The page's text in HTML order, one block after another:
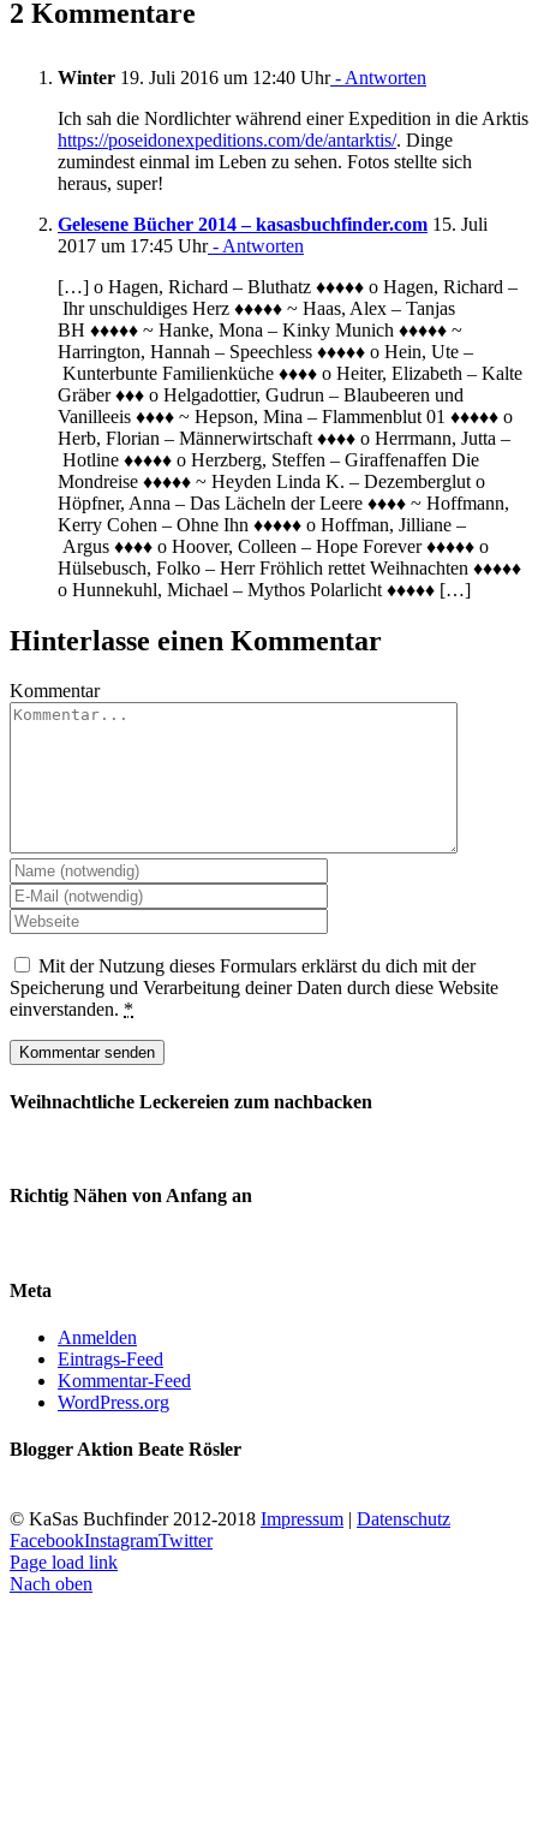
2 Kommentare
Winter 19. Juli 2016 um 12:40 Uhr- Antworten
Ich sah die Nordlichter während einer Expedition in die Arktis
https://poseidonexpeditions.com/de/antarktis/. Dinge
zumindest einmal im Leben zu sehen. Fotos stellte sich
heraus, super!
Gelesene Bücher 2014 – kasasbuchfinder.com 15. Juli
2017 um 17:45 Uhr- Antworten
[…] o Hagen, Richard – Bluthatz ♦♦♦♦♦ o Hagen, Richard –
Ihr unschuldiges Herz ♦♦♦♦♦ ~ Haas, Alex – Tanjas
BH ♦♦♦♦♦ ~ Hanke, Mona – Kinky Munich ♦♦♦♦♦ ~
Harrington, Hannah – Speechless ♦♦♦♦♦ o Hein, Ute –
Kunterbunte Familienküche ♦♦♦♦ o Heiter, Elizabeth – Kalte
Gräber ♦♦♦ o Helgadottier, Gudrun – Blaubeeren und
Vanilleeis ♦♦♦♦ ~ Hepson, Mina – Flammenblut 01 ♦♦♦♦♦ o
Herb, Florian – Männerwirtschaft ♦♦♦♦ o Herrmann, Jutta –
Hotline ♦♦♦♦♦ o Herzberg, Steffen – Giraffenaffen Die
Mondreise ♦♦♦♦♦ ~ Heyden Linda K. – Dezemberglut o
Höpfner, Anna – Das Lächeln der Leere ♦♦♦♦ ~ Hoffmann,
Kerry Cohen – Ohne Ihn ♦♦♦♦♦ o Hoffman, Jilliane –
Argus ♦♦♦♦ o Hoover, Colleen – Hope Forever ♦♦♦♦♦ o
Hülsebusch, Folko – Herr Fröhlich rettet Weihnachten ♦♦♦♦♦
o Hunnekuhl, Michael – Mythos Polarlicht ♦♦♦♦♦ […]
Hinterlasse einen Kommentar
Kommentar
Mit der Nutzung dieses Formulars erklärst du dich mit der
Speicherung und Verarbeitung deiner Daten durch diese Website
einverstanden. *
Weihnachtliche Leckereien zum nachbacken
Richtig Nähen von Anfang an
Meta
Anmelden
Eintrags-Feed
Kommentar-Feed
WordPress.org
Blogger Aktion Beate Rösler
© KaSas Buchfinder 2012-2018 Impressum | Datenschutz
FacebookInstagramTwitter
Page load link
Nach oben